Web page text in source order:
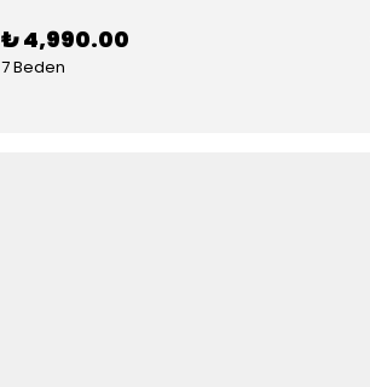
₺ 4,990.00
7 Beden